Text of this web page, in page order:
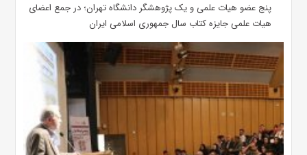
پنج عضو هیات علمی و یک پژوهشگر دانشگاه تهران؛ در جمع اعضای
هیات علمی جایزه کتاب سال جمهوری اسلامی ایران